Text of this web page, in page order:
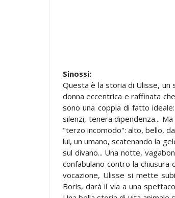
Sinossi:
Questa è la storia di Ulisse, un
donna eccentrica e raffinata
sono una coppia di fatto
silenzi, tenera dipendenza...
"terzo incomodo": alto, bello,
lui, un umano, scatenando la
sul divano... Una notte,
confabulano contro la
vocazione, Ulisse si mette
Boris, darà il via a una